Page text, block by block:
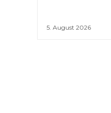
5. August 2026